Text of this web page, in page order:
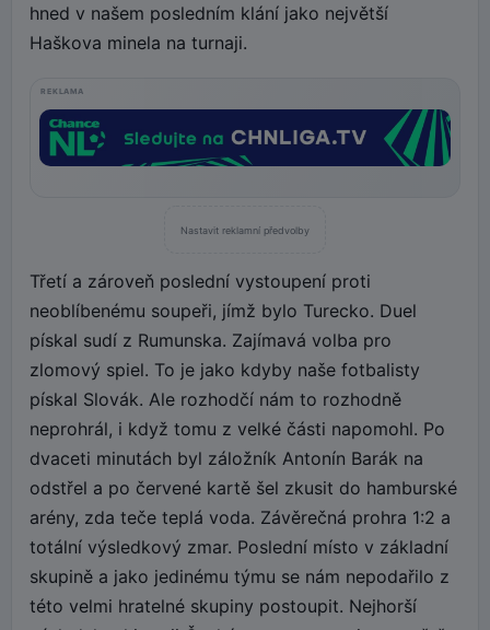
hned v našem posledním klání jako největší
Haškova minela na turnaji.
REKLAMA
Nastavit reklamní předvolby
Třetí a zároveň poslední vystoupení proti
neoblíbenému soupeři, jímž bylo Turecko. Duel
pískal sudí z Rumunska. Zajímavá volba pro
zlomový spiel. To je jako kdyby naše fotbalisty
pískal Slovák. Ale rozhodčí nám to rozhodně
neprohrál, i když tomu z velké části napomohl. Po
dvaceti minutách byl záložník Antonín Barák na
odstřel a po červené kartě šel zkusit do hamburské
arény, zda teče teplá voda. Závěrečná prohra 1:2 a
totální výsledkový zmar. Poslední místo v základní
skupině a jako jedinému týmu se nám nepodařilo z
této velmi hratelné skupiny postoupit. Nejhorší